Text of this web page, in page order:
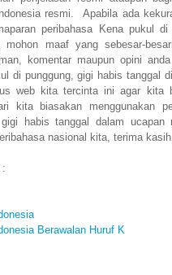
resmi. Apabila ada
peribahasa Kena pukul di
mohon maaf yang sebesar-
komentar maupun opini
di punggung, gigi habis tanggal
web kita tercinta ini agar kita
kita biasakan menggunakan
habis tanggal dalam ucapan
nasional kita, terima
:
Berawalan Huruf K